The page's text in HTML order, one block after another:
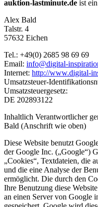
auktion-lastminute.de ist
Alex Bald
Talstr. 4
57632 Eichen
Tel.: +49(0) 2685 98 69 69
Email: info@digital-
Internet: http://www.digital-
Umsatzsteuer-
Umsatzsteuergesetz:
DE 202893122
Inhaltlich Verantwortlicher
Bald (Anschrift wie oben)
Diese Website benutzt
der Google Inc. („Google“)
„Cookies“, Textdateien, die
und die eine Analyse der
ermöglicht. Die durch den
Ihre Benutzung diese
an einen Server von Google